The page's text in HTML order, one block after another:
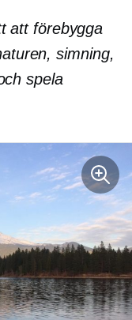
att förebygga
, simning,
spela